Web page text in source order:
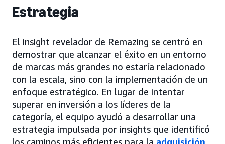
Estrategia
El insight revelador de Remazing se centró en
demostrar que alcanzar el éxito en un entorno
de marcas más grandes no estaría relacionado
con la escala, sino con la implementación de un
enfoque estratégico. En lugar de intentar
superar en inversión a los líderes de la
categoría, el equipo ayudó a desarrollar una
estrategia impulsada por insights que identificó